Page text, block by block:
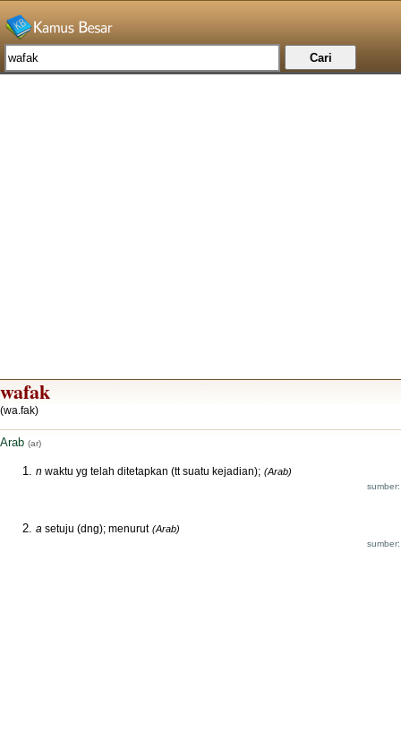
wafak
(wa.fak)
Arab (ar)
n waktu yg telah ditetapkan (tt suatu kejadian); (Arab)
a setuju (dng); menurut (Arab)